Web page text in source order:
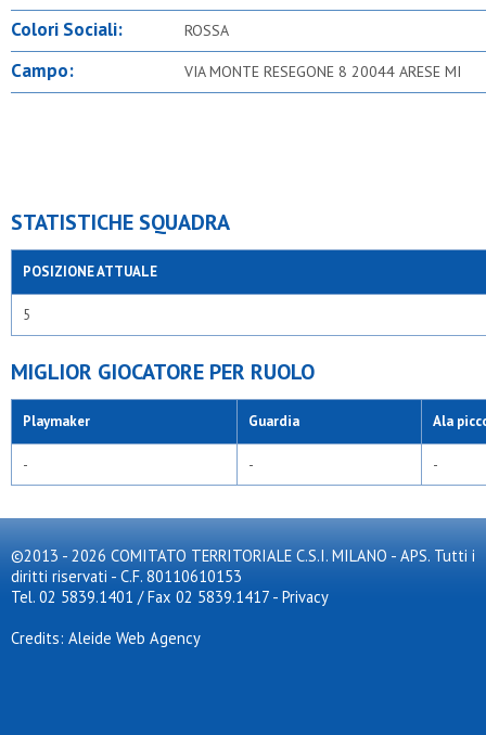
Colori Sociali:
ROSSA
Campo: VIA MONTE RESEGONE 8 20044 ARESE MI
STATISTICHE SQUADRA
POSIZIONE ATTUALE
5
MIGLIOR GIOCATORE PER RUOLO
Playmaker Guardia Ala
- - -
©2013 - 2026 COMITATO TERRITORIALE C.S.I. MILANO - APS. Tutti i
diritti riservati - C.F. 80110610153
Tel. 02 5839.1401 / Fax 02 5839.1417 - Privacy
Credits: Aleide Web Agency